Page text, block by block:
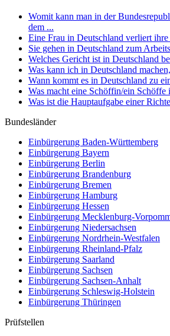
Womit kann man in der
dem ...
Eine Frau in Deutschland verliert
Sie gehen in Deutschland zum
Welches Gericht ist in Deutschland
Was kann ich in Deutschland
Wann kommt es in Deutschland zu
Was macht eine Schöffin/ein Schöffe
Was ist die Hauptaufgabe einer
Bundesländer
Einbürgerung Baden-Württemberg
Einbürgerung Bayern
Einbürgerung Berlin
Einbürgerung Brandenburg
Einbürgerung Bremen
Einbürgerung Hamburg
Einbürgerung Hessen
Einbürgerung Mecklenburg-
Einbürgerung Niedersachsen
Einbürgerung Nordrhein-Westfalen
Einbürgerung Rheinland-Pfalz
Einbürgerung Saarland
Einbürgerung Sachsen
Einbürgerung Sachsen-Anhalt
Einbürgerung Schleswig-Holstein
Einbürgerung Thüringen
Prüfstellen